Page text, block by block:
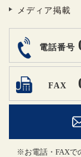
メディア掲載
電話番号
FAX
※お電話・FAXで